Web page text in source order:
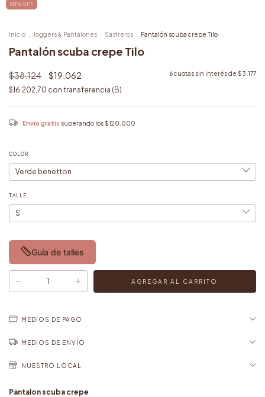
50% OFF
Inicio Joggers & Pantalones Sastreros Pantalón scuba crepe Tilo
Pantalón scuba crepe Tilo
$38.124 $19.062 6cuotas sin interés de $3.177
$16.202,70 con transferencia (B)
Envío gratis superando los $120.000
COLOR
TALLE
Guía de talles
MEDIOS DE PAGO
MEDIOS DE ENVÍO
NUESTRO LOCAL
Pantalon scuba crepe